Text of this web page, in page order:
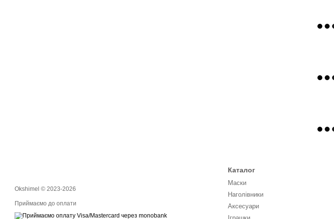
Okshimel © 2023-2026
Приймаємо до оплати
Каталог
Маски
Наголівники
Аксесуари